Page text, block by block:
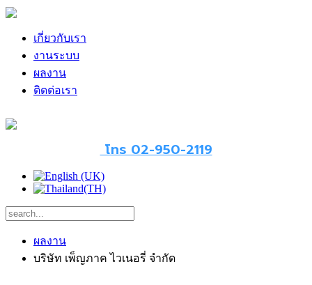
เกี่ยวกับเรา
งานระบบ
ผลงาน
ติดต่อเรา
โทร 02-950-2119
ผลงาน
บริษัท เพ็ญภาค ไวเนอรี่ จำกัด